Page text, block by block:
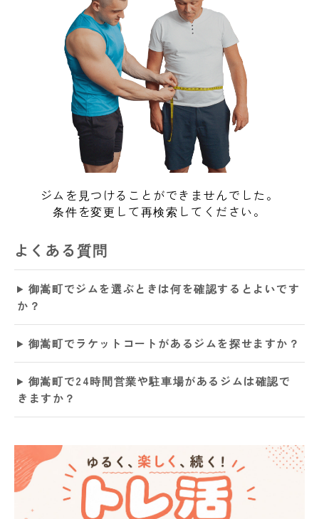
ジムを見つけることができませんでした。
条件を変更して再検索してください。
よくある質問
御嵩町でジムを選ぶときは何を確認するとよいです
か？
御嵩町でラケットコートがあるジムを探せますか？
御嵩町で24時間営業や駐車場があるジムは確認で
きますか？